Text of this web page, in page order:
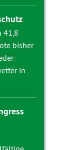
41,8
bisher
in